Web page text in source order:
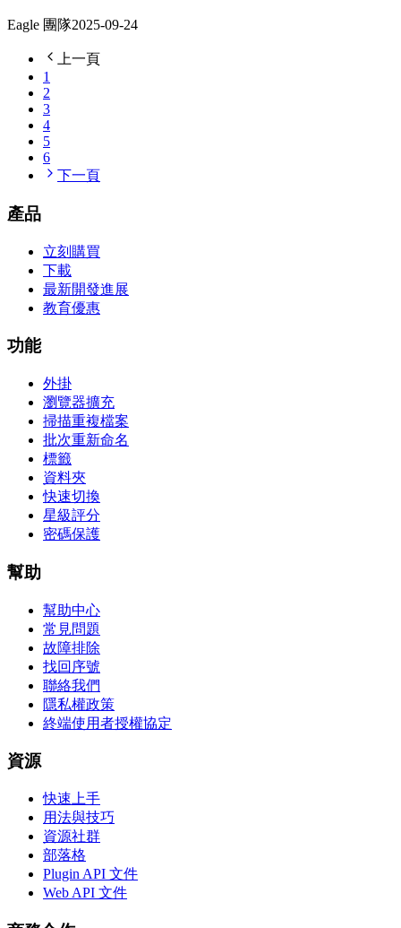
Eagle 團隊2025-09-24
上一頁
1
2
3
4
5
6
下一頁
產品
立刻購買
下載
最新開發進展
教育優惠
功能
外掛
瀏覽器擴充
掃描重複檔案
批次重新命名
標籤
資料夾
快速切換
星級評分
密碼保護
幫助
幫助中心
常見問題
故障排除
找回序號
聯絡我們
隱私權政策
終端使用者授權協定
資源
快速上手
用法與技巧
資源社群
部落格
Plugin API 文件
Web API 文件